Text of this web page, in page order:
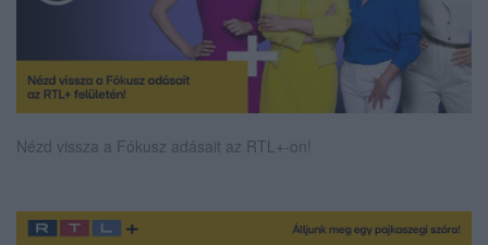
Nézd vissza a Fókusz adásait az RTL+-on!